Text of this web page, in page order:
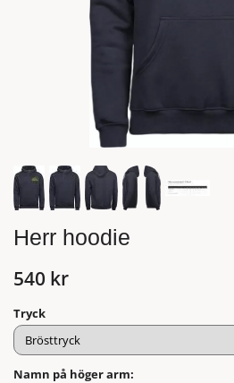
Herr hoodie
540 kr
Tryck
Namn på höger arm: